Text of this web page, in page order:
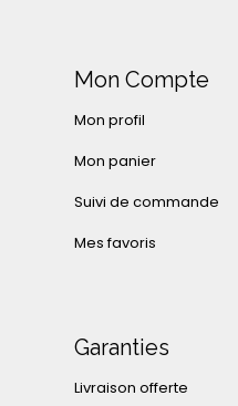
Mon Compte
Mon profil
Mon panier
Suivi de commande
Mes favoris
Garanties
Livraison offerte